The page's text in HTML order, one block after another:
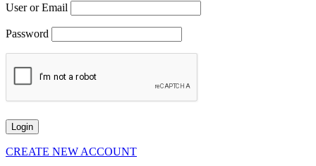
User or Email
Password
CREATE NEW ACCOUNT